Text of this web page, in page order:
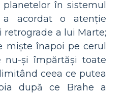
în sistemul
a acordat o atenție
retrograde a lui Marte;
miște înapoi pe cerul
nu-și împărtăși toate
ceea ce putea
după ce Brahe a